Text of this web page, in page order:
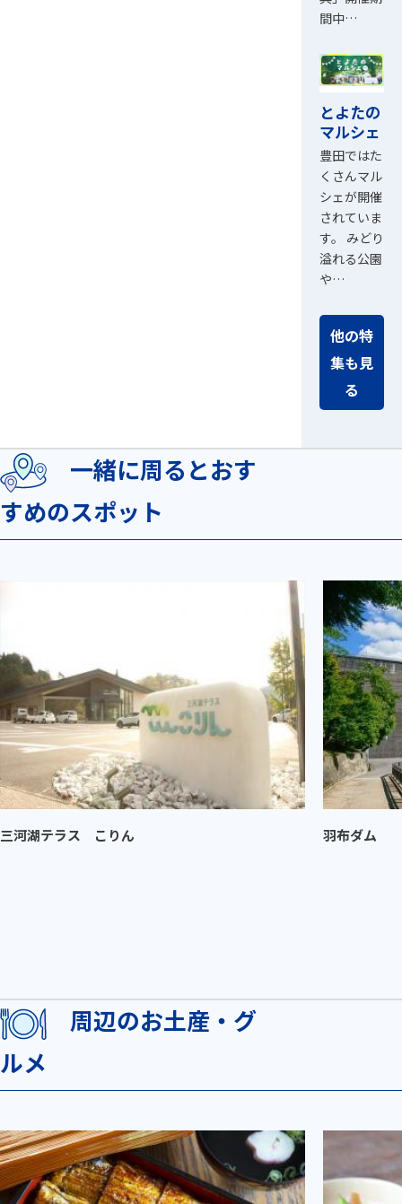
間中…
とよたの
マルシェ
豊田ではた
くさんマル
シェが開催
されていま
す。 みどり
溢れる公園
や…
他の特
集も見
る
一緒に周るとおす
すめのスポット
三河湖テラス こりん 羽布ダム
周辺のお土産・グ
ルメ